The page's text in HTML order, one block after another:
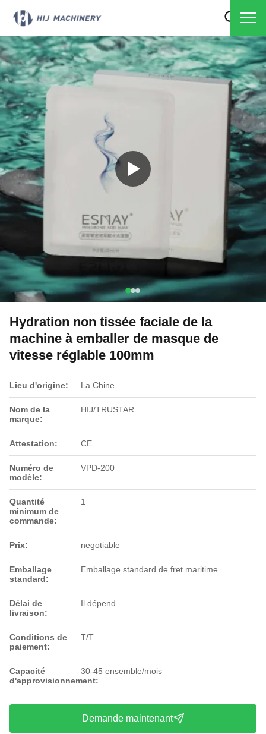
Hydration non tissée faciale de la
machine à emballer de masque de
vitesse réglable 100mm
Lieu d'origine: La Chine
Nom de la
marque:
HIJ/TRUSTAR
Attestation: CE
Numéro de
modèle:
VPD-200
Quantité
minimum de
commande:
1
Prix: negotiable
Emballage
standard:
Emballage standard de fret maritime.
Délai de
livraison:
Il dépend.
Conditions de
paiement:
T/T
Capacité
d'approvisionnement:
30-45 ensemble/mois
Demande maintenant